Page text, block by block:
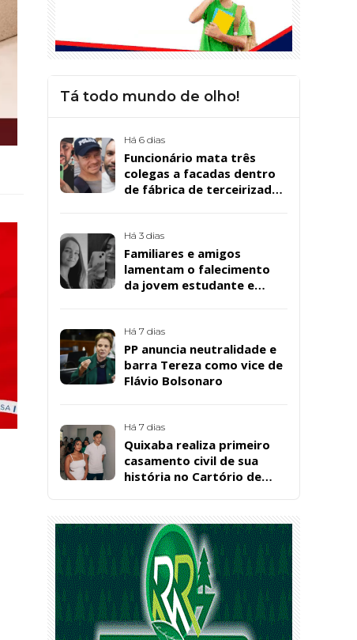
Tá todo mundo de olho!
Há 6 dias
Funcionário mata três
colegas a facadas dentro
de fábrica de terceirizada
Há 3 dias
Familiares e amigos
lamentam o falecimento
da jovem estudante e
Santos, em Patos
Há 7 dias
PP anuncia neutralidade e
barra Tereza como vice de
Flávio Bolsonaro
Há 7 dias
Quixaba realiza primeiro
casamento civil de sua
história no Cartório de